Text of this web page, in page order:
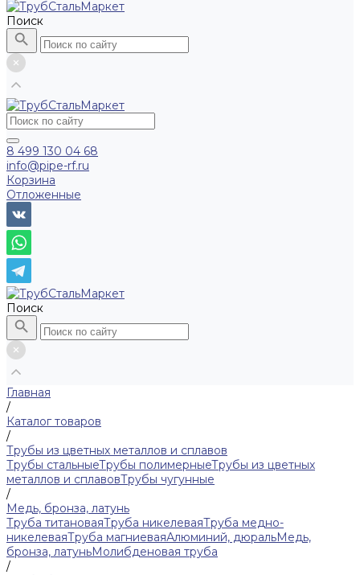
Поиск
8 499 130 04 68
info@pipe-rf.ru
Корзина
Отложенные
Поиск
Главная
/
Каталог товаров
/
Трубы из цветных металлов и сплавов
Трубы стальныеТрубы полимерныеТрубы из цветных
металлов и сплавовТрубы чугунные
/
Медь, бронза, латунь
Труба титановаяТруба никелеваяТруба медно-
никелеваяТруба магниеваяАлюминий, дюральМедь,
бронза, латуньМолибденовая труба
/